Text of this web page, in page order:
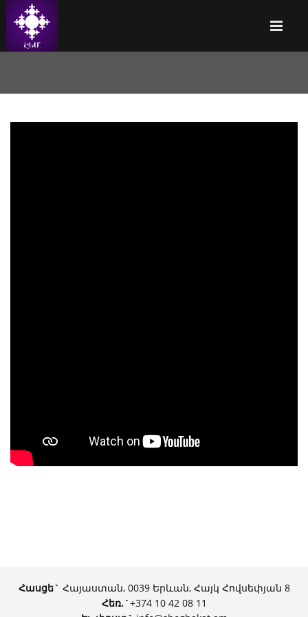
Հասցե` Հայաստան, 0039 Երևան, Հայկ Հովսեփյան 8
Հեռ.`+374 10 42 08 11